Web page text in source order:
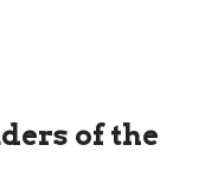
of the